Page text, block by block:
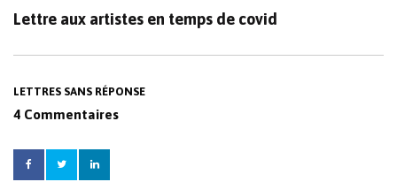
Lettre aux artistes en temps de covid
LETTRES SANS RÉPONSE
4 Commentaires